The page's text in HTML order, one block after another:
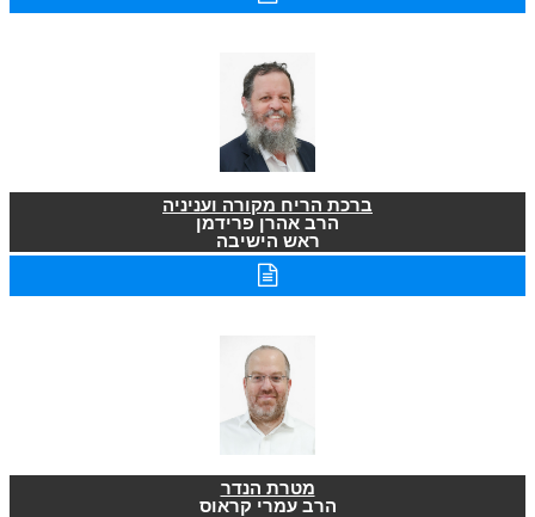
ברכת הריח מקורה ועניניה
הרב אהרן פרידמן
ראש הישיבה
מטרת הנדר
הרב עמרי קראוס